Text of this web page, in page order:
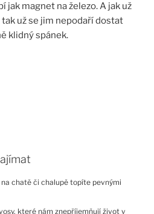
jak magnet na železo. A jak už
už se jim nepodaří dostat
klidný spánek.
na chatě či chalupě topíte pevnými
které nám znepříjemňují život v